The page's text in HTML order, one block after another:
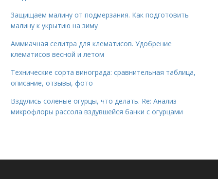
Защищаем малину от подмерзания. Как подготовить
малину к укрытию на зиму
Аммиачная селитра для клематисов. Удобрение
клематисов весной и летом
Технические сорта винограда: сравнительная таблица,
описание, отзывы, фото
Вздулись соленые огурцы, что делать. Re: Анализ
микрофлоры рассола вздувшейся банки с огурцами